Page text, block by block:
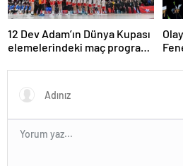
12 Dev Adam’ın Dünya Kupası
elemelerindeki maç programı